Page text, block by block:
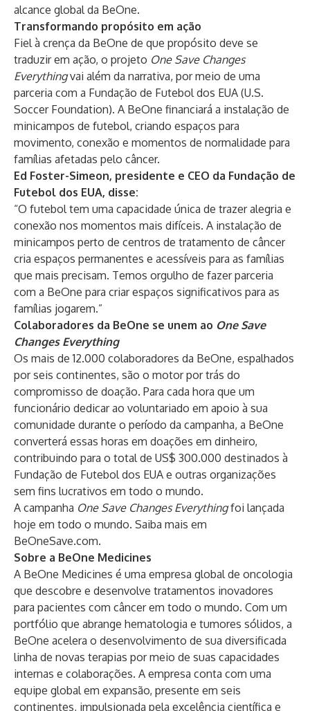
alcance global da BeOne.
Transformando propósito em ação
Fiel à crença da BeOne de que propósito deve se
traduzir em ação, o projeto One Save Changes
Everythingvai além da narrativa, por meio de uma
parceria com a Fundação de Futebol dos EUA (U.S.
Soccer Foundation). A BeOne financiará a instalação de
minicampos de futebol, criando espaços para
movimento, conexão e momentos de normalidade para
famílias afetadas pelo câncer.
Ed Foster-Simeon, presidente e CEO da Fundação de
Futebol dos EUA, disse:
“O futebol tem uma capacidade única de trazer alegria e
conexão nos momentos mais difíceis. A instalação de
minicampos perto de centros de tratamento de câncer
cria espaços permanentes e acessíveis para as famílias
que mais precisam. Temos orgulho de fazer parceria
com a BeOne para criar espaços significativos para as
famílias jogarem.”
Colaboradores da BeOne se unem ao One Save
Changes Everything
Os mais de 12.000 colaboradores da BeOne, espalhados
por seis continentes, são o motor por trás do
compromisso de doação. Para cada hora que um
funcionário dedicar ao voluntariado em apoio à sua
comunidade durante o período da campanha, a BeOne
converterá essas horas em doações em dinheiro,
contribuindo para o total de US$ 300.000 destinados à
Fundação de Futebol dos EUA e outras organizações
sem fins lucrativos em todo o mundo.
A campanha One Save Changes Everythingfoi lançada
hoje em todo o mundo. Saiba mais em
BeOneSave.com.
Sobre a BeOne Medicines
A BeOne Medicines é uma empresa global de oncologia
que descobre e desenvolve tratamentos inovadores
para pacientes com câncer em todo o mundo. Com um
portfólio que abrange hematologia e tumores sólidos, a
BeOne acelera o desenvolvimento de sua diversificada
linha de novas terapias por meio de suas capacidades
internas e colaborações. A empresa conta com uma
equipe global em expansão, presente em seis
continentes, impulsionada pela excelência científica e